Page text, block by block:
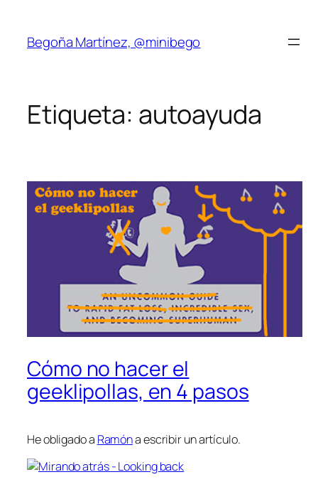
contenido
Begoña Martínez, @minibego
Etiqueta: autoayuda
Cómo no hacer el
geeklipollas, en 4 pasos
He obligado a Ramóna escribir un artículo.